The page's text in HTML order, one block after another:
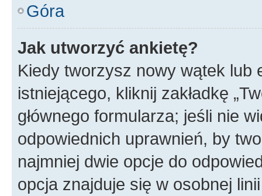
Góra
Jak utworzyć ankietę?
Kiedy tworzysz nowy wątek lub
istniejącego, kliknij zakładkę
głównego formularza; jeśli nie
odpowiednich uprawnień, by
najmniej dwie opcje do
opcja znajduje się w osobnej